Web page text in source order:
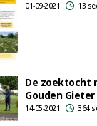
01-09-2021 13
De zoektocht
Gouden
14-05-2021 364